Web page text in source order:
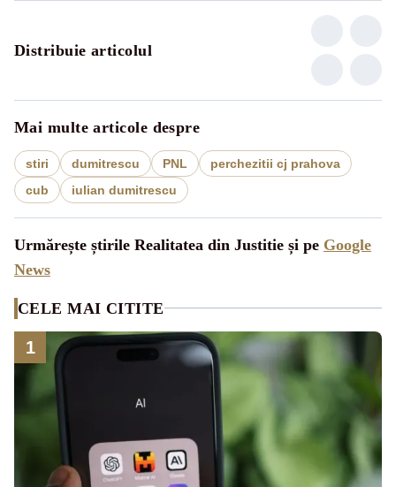
Distribuie articolul
Mai multe articole despre
stiri dumitrescu PNL
perchezitii cj prahova
cub
iulian dumitrescu
Urmărește știrile Realitatea din Justitie și pe Google
News
CELE MAI CITITE
1